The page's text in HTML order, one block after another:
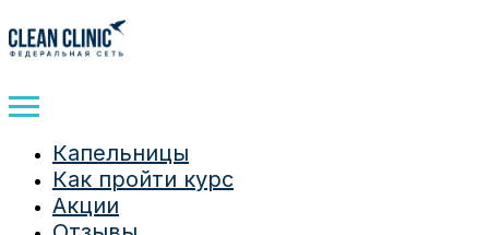
Капельницы
Как пройти курс
Акции